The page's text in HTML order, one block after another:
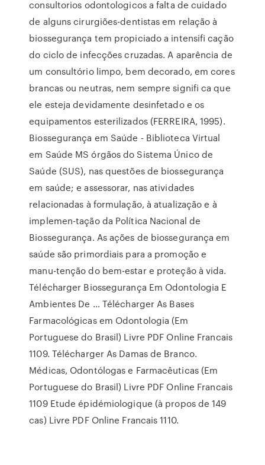
consultorios odontologicos a falta de cuidado
de alguns cirurgiões-dentistas em relação à
biossegurança tem propiciado a intensiﬁ cação
do ciclo de infecções cruzadas. A aparência de
um consultório limpo, bem decorado, em cores
brancas ou neutras, nem sempre signiﬁ ca que
ele esteja devidamente desinfetado e os
equipamentos esterilizados (FERREIRA, 1995).
Biossegurança em Saúde - Biblioteca Virtual
em Saúde MS órgãos do Sistema Único de
Saúde (SUS), nas questões de biossegurança
em saúde; e assessorar, nas atividades
relacionadas à formulação, à atualização e à
implemen-tação da Política Nacional de
Biossegurança. As ações de biossegurança em
saúde são primordiais para a promoção e
manu-tenção do bem-estar e proteção à vida.
Télécharger Biossegurança Em Odontologia E
Ambientes De ... Télécharger As Bases
Farmacológicas em Odontologia (Em
Portuguese do Brasil) Livre PDF Online Francais
1109. Télécharger As Damas de Branco.
Médicas, Odontólogas e Farmacêuticas (Em
Portuguese do Brasil) Livre PDF Online Francais
1109 Etude épidémiologique (à propos de 149
cas) Livre PDF Online Francais 1110.